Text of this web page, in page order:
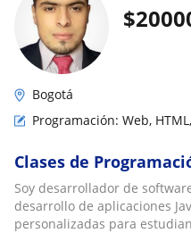
$
Bogotá
Programación: Web,
Clases de
Soy desarrollador de
desarrollo de aplicaciones
personalizadas para